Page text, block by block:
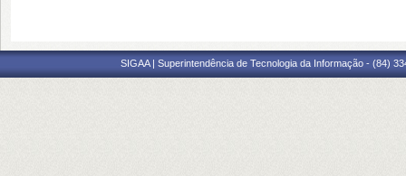
SIGAA | Superintendência de Tecnologia da Informação - (84)